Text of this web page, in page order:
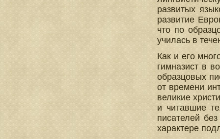
развитых
развитие
что по
училась в
Как и его
гимназист в
образцовых
от времени
великие
и читавшие
писателей
характере